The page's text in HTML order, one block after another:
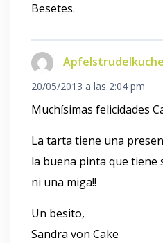
Besetes.
20/05/2013 a las 2:04 pm
Muchísimas felicidades
La tarta tiene una
la buena pinta que tiene
ni una miga!!
Un besito,
Sandra von Cake